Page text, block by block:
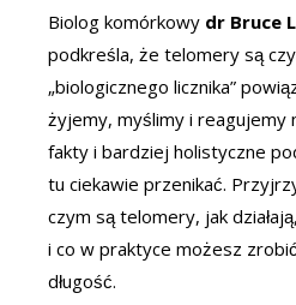
Biolog komórkowy dr Bruce
podkreśla, że telomery są
„biologicznego licznika”
żyjemy, myślimy i reagujemy
fakty i bardziej holistyczne
tu ciekawie przenikać.
czym są telomery, jak
i co w praktyce możesz
długość.